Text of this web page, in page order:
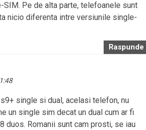
SIM. Pe de alta parte, telefoanele sunt
nicio diferenta intre versiunile single-
Raspunde
single si dual, acelasi telefon, nu
un single sim decat un dual cum ar fi
duos. Romanii sunt cam prosti, se iau